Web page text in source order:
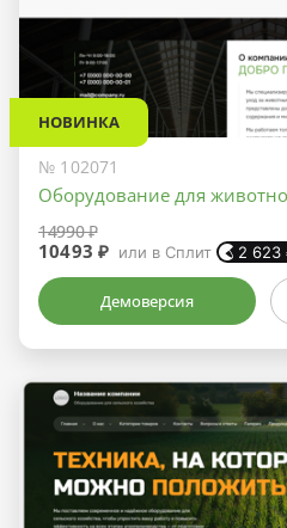
НОВИНКА
№ 102071
Оборудование для
14990 ₽
10493 ₽ или в Сплит 2 623
Демоверсия